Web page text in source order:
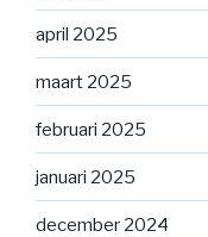
april 2025
maart 2025
februari 2025
januari 2025
december 2024